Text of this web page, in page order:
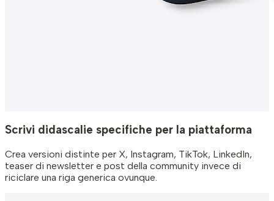
Scrivi didascalie specifiche per la piattaforma
Crea versioni distinte per X, Instagram, TikTok, LinkedIn,
teaser di newsletter e post della community invece di
riciclare una riga generica ovunque.